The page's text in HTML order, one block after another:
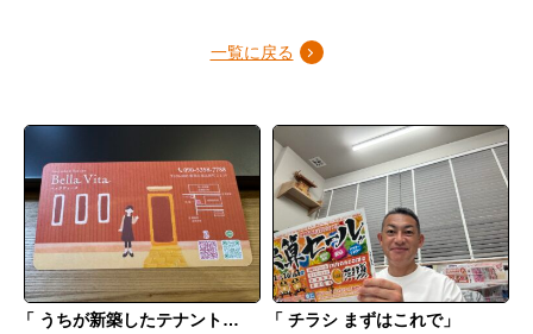
一覧に戻る
うちが新築したテナントでのご縁 チラシ まずはこれで